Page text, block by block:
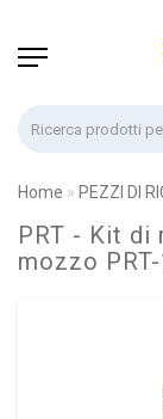
Home PEZZI DI
PRT - Kit di
mozzo